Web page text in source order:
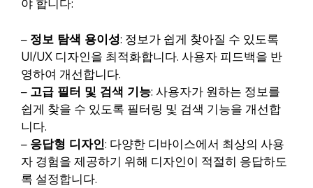
야 합니다:
– 정보 탐색 용이성: 정보가 쉽게 찾아질 수 있도록
UI/UX 디자인을 최적화합니다. 사용자 피드백을 반
영하여 개선합니다.
– 고급 필터 및 검색 기능: 사용자가 원하는 정보를
쉽게 찾을 수 있도록 필터링 및 검색 기능을 개선합
니다.
– 응답형 디자인: 다양한 디바이스에서 최상의 사용
자 경험을 제공하기 위해 디자인이 적절히 응답하도
록 설정합니다.